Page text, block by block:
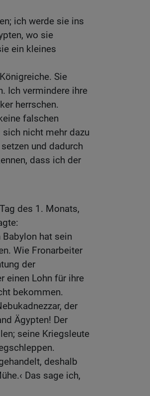
ich werde sie ins
wo sie
ein kleines
Sie
Ich vermindere ihre
herrschen.
falschen
nicht mehr dazu
und dadurch
dass ich der
des 1. Monats,
Babylon hat sein
Wie Fronarbeiter
der
einen Lohn für ihre
bekommen.
der
Ägypten! Der
seine Kriegsleute
deshalb
Das sage ich,